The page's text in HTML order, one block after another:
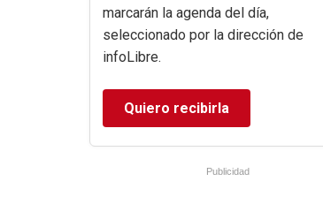
marcarán la agenda del día,
seleccionado por la dirección de
infoLibre.
Quiero recibirla
Publicidad